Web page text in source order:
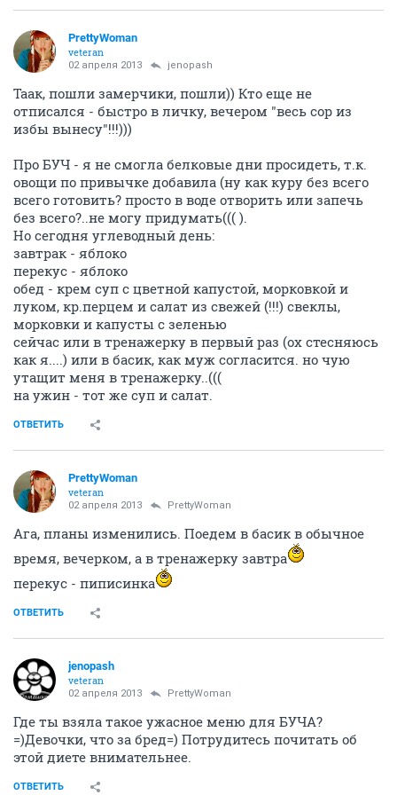
PrettyWoman
veteran
02 апреля 2013 jenopash
Таак, пошли замерчики, пошли)) Кто еще не
отписался - быстро в личку, вечером "весь сор из
избы вынесу"!!!)))
Про БУЧ - я не смогла белковые дни просидеть, т.к.
овощи по привычке добавила (ну как куру без всего
всего готовить? просто в воде отворить или запечь
без всего?..не могу придумать((( ).
Но сегодня углеводный день:
завтрак - яблоко
перекус - яблоко
обед - крем суп с цветной капустой, морковкой и
луком, кр.перцем и салат из свежей (!!!) свеклы,
морковки и капусты с зеленью
сейчас или в тренажерку в первый раз (ох стесняюсь
как я....) или в басик, как муж согласится. но чую
утащит меня в тренажерку..(((
на ужин - тот же суп и салат.
ОТВЕТИТЬ
PrettyWoman
veteran
02 апреля 2013 PrettyWoman
Ага, планы изменились. Поедем в басик в обычное
время, вечерком, а в тренажерку завтра
перекус - пиписинка
ОТВЕТИТЬ
jenopash
veteran
02 апреля 2013 PrettyWoman
Где ты взяла такое ужасное меню для БУЧА?
=)Девочки, что за бред=) Потрудитесь почитать об
этой диете внимательнее.
ОТВЕТИТЬ